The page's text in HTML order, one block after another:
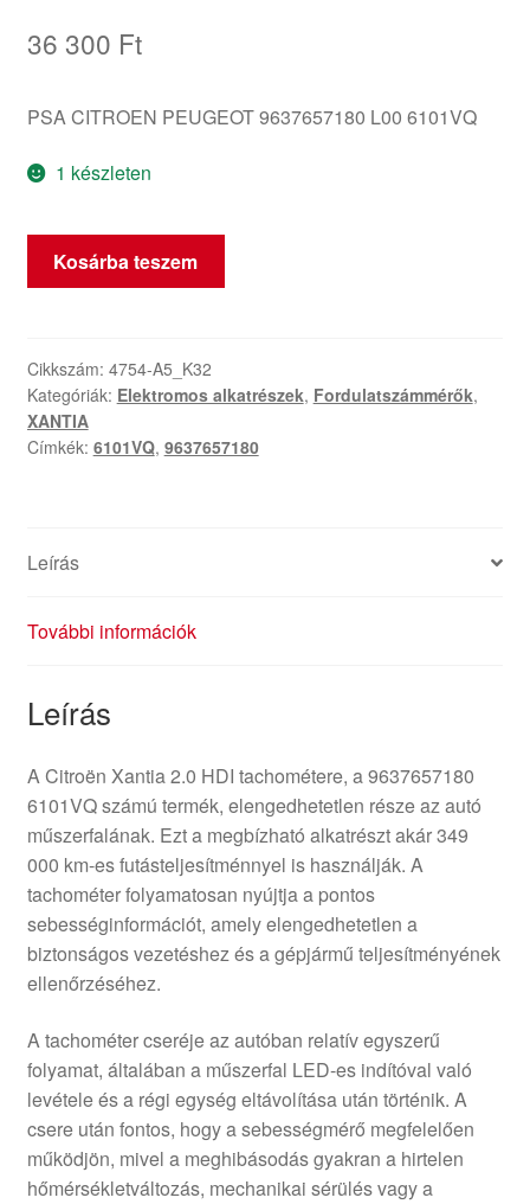
36 300 Ft
PSA CITROEN PEUGEOT 9637657180 L00 6101VQ
1 készleten
Citroën
Xantia
6101VQ
mennyiség
Kosárba teszem
Cikkszám: 4754-A5_K32
Kategóriák: Elektromos alkatrészek, Fordulatszámmérők,
XANTIA
Címkék: 6101VQ, 9637657180
Leírás
További információk
Leírás
A Citroën Xantia 2.0 HDI tachométere, a 9637657180
6101VQ számú termék, elengedhetetlen része az autó
műszerfalának. Ezt a megbízható alkatrészt akár 349
000 km-es futásteljesítménnyel is használják. A
tachométer folyamatosan nyújtja a pontos
sebességinformációt, amely elengedhetetlen a
biztonságos vezetéshez és a gépjármű teljesítményének
ellenőrzéséhez.
A tachométer cseréje az autóban relatív egyszerű
folyamat, általában a műszerfal LED-es indítóval való
levétele és a régi egység eltávolítása után történik. A
csere után fontos, hogy a sebességmérő megfelelően
működjön, mivel a meghibásodás gyakran a hirtelen
hőmérsékletváltozás, mechanikai sérülés vagy a